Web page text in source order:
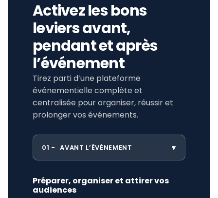
Activez les bons
leviers avant,
pendant et après
l’événement
Tirez parti d’une plateforme
événementielle complète et
centralisée pour organiser, réussir et
prolonger vos événements.
01 AVANT L’ÉVÉNEMENT
Préparer, organiser et attirer vos
audiences